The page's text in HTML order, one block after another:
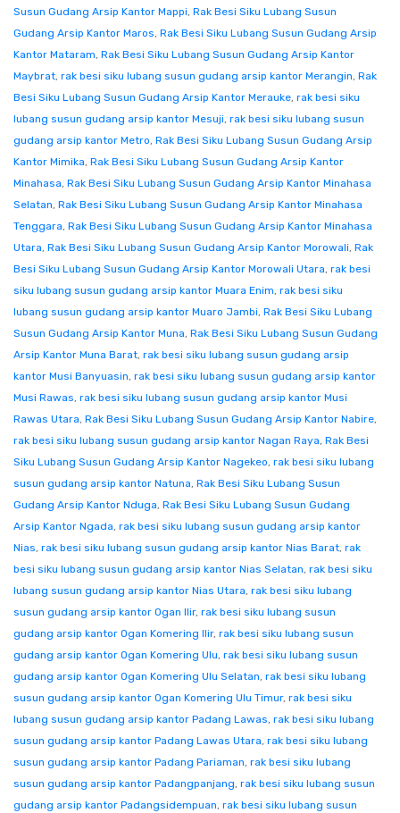
Susun Gudang Arsip Kantor Mappi, Rak Besi Siku Lubang Susun
Gudang Arsip Kantor Maros, Rak Besi Siku Lubang Susun Gudang Arsip
Kantor Mataram, Rak Besi Siku Lubang Susun Gudang Arsip Kantor
Maybrat, rak besi siku lubang susun gudang arsip kantor Merangin, Rak
Besi Siku Lubang Susun Gudang Arsip Kantor Merauke, rak besi siku
lubang susun gudang arsip kantor Mesuji, rak besi siku lubang susun
gudang arsip kantor Metro, Rak Besi Siku Lubang Susun Gudang Arsip
Kantor Mimika, Rak Besi Siku Lubang Susun Gudang Arsip Kantor
Minahasa, Rak Besi Siku Lubang Susun Gudang Arsip Kantor Minahasa
Selatan, Rak Besi Siku Lubang Susun Gudang Arsip Kantor Minahasa
Tenggara, Rak Besi Siku Lubang Susun Gudang Arsip Kantor Minahasa
Utara, Rak Besi Siku Lubang Susun Gudang Arsip Kantor Morowali, Rak
Besi Siku Lubang Susun Gudang Arsip Kantor Morowali Utara, rak besi
siku lubang susun gudang arsip kantor Muara Enim, rak besi siku
lubang susun gudang arsip kantor Muaro Jambi, Rak Besi Siku Lubang
Susun Gudang Arsip Kantor Muna, Rak Besi Siku Lubang Susun Gudang
Arsip Kantor Muna Barat, rak besi siku lubang susun gudang arsip
kantor Musi Banyuasin, rak besi siku lubang susun gudang arsip kantor
Musi Rawas, rak besi siku lubang susun gudang arsip kantor Musi
Rawas Utara, Rak Besi Siku Lubang Susun Gudang Arsip Kantor Nabire,
rak besi siku lubang susun gudang arsip kantor Nagan Raya, Rak Besi
Siku Lubang Susun Gudang Arsip Kantor Nagekeo, rak besi siku lubang
susun gudang arsip kantor Natuna, Rak Besi Siku Lubang Susun
Gudang Arsip Kantor Nduga, Rak Besi Siku Lubang Susun Gudang
Arsip Kantor Ngada, rak besi siku lubang susun gudang arsip kantor
Nias, rak besi siku lubang susun gudang arsip kantor Nias Barat, rak
besi siku lubang susun gudang arsip kantor Nias Selatan, rak besi siku
lubang susun gudang arsip kantor Nias Utara, rak besi siku lubang
susun gudang arsip kantor Ogan Ilir, rak besi siku lubang susun
gudang arsip kantor Ogan Komering Ilir, rak besi siku lubang susun
gudang arsip kantor Ogan Komering Ulu, rak besi siku lubang susun
gudang arsip kantor Ogan Komering Ulu Selatan, rak besi siku lubang
susun gudang arsip kantor Ogan Komering Ulu Timur, rak besi siku
lubang susun gudang arsip kantor Padang Lawas, rak besi siku lubang
susun gudang arsip kantor Padang Lawas Utara, rak besi siku lubang
susun gudang arsip kantor Padang Pariaman, rak besi siku lubang
susun gudang arsip kantor Padangpanjang, rak besi siku lubang susun
gudang arsip kantor Padangsidempuan, rak besi siku lubang susun